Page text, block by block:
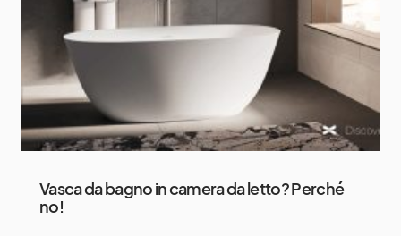
Vasca da bagno in camera da letto? Perché
no!